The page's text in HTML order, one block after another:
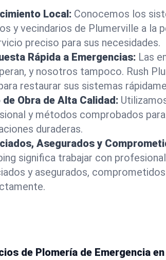
Local: Conocemos los
y vecindarios de Plumerville a la
preciso para sus necesidades.
Rápida a Emergencias: Las
y nosotros tampoco. Rush
restaurar sus sistemas
de Obra de Alta Calidad:
y métodos comprobados
duraderas.
Asegurados y
significa trabajar con
y asegurados,
de Plomería de Emergencia